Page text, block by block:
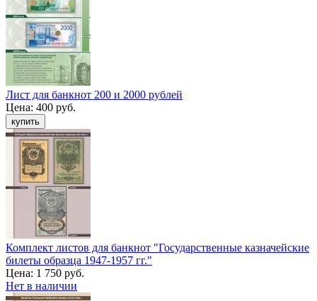
Лист для банкнот 200 и 2000 рублей
Цена: 400 руб.
Комплект листов для банкнот "Государственные казначейские
билеты образца 1947-1957 гг."
Цена: 1 750 руб.
Нет в наличии